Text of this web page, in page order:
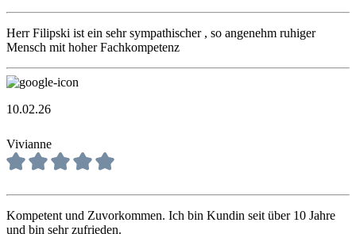
Herr Filipski ist ein sehr sympathischer , so angenehm ruhiger
Mensch mit hoher Fachkompetenz
10.02.26
Vivianne
Kompetent und Zuvorkommen. Ich bin Kundin seit über 10 Jahre
und bin sehr zufrieden.